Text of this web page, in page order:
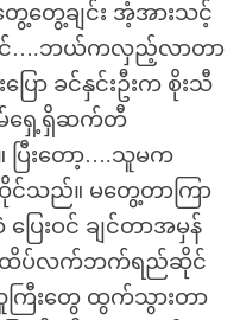
ေ့ချင်း အံ့အားသင့်
ထိုင်….ဘယ်ကလှည့်လာတာ
ော ခင်နှင်းဦးက စိုးသီ
ေ့ရှိဆက်တီ
ြီးတော့….သူမက
သည်။ မတွေ့တာကြာ
ေးဝင် ချင်တာအမှန်
းထိပ်လက်ဘက်ရည်ဆိုင်
ကြီးတွေ ထွက်သွားတာ